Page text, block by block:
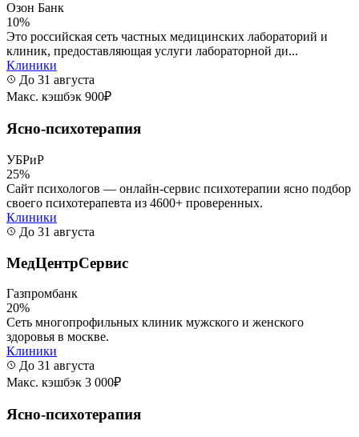
Озон Банк
10%
Это российская сеть частных медицинских лабораторий и
клиник, предоставляющая услуги лабораторной ди...
Клиники
До 31 августа
Макс. кэшбэк 900₽
Ясно-психотерапия
УБРиР
25%
Сайт психологов — онлайн-сервис психотерапии ясно подбор
своего психотерапевта из 4600+ проверенных.
Клиники
До 31 августа
МедЦентрСервис
Газпромбанк
20%
Сеть многопрофильных клиник мужского и женского
здоровья в москве.
Клиники
До 31 августа
Макс. кэшбэк 3 000₽
Ясно-психотерапия